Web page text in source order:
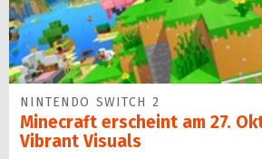
NINTENDO SWITCH 2
Minecraft erscheint am 27.
Vibrant Visuals